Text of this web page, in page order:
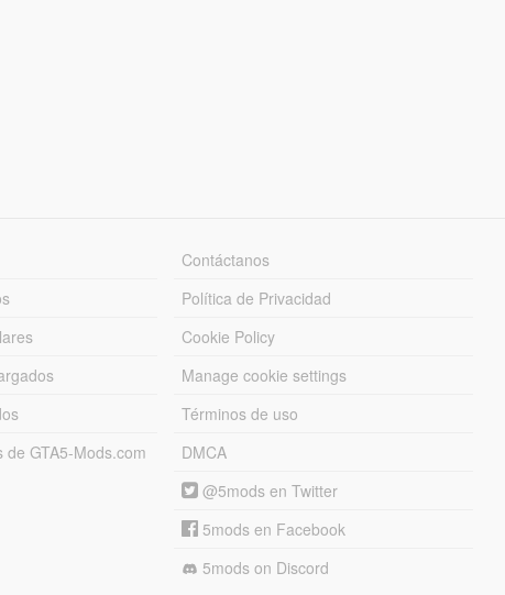
GTA5-Mods.com
Contáctanos
Política de Privacidad
Cookie Policy
Manage cookie settings
Términos de uso
DMCA
@5mods en Twitter
5mods en Facebook
5mods on Discord